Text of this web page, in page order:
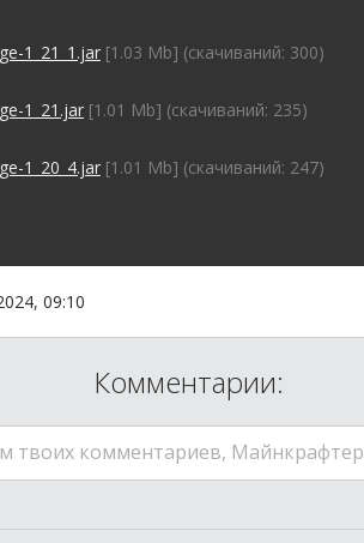
1_21_1.jar [1.03 Mb] (cкачиваний: 300)
1_21.jar [1.01 Mb] (cкачиваний: 235)
1_20_4.jar [1.01 Mb] (cкачиваний: 247)
09:10
Комментарии:
твоих комментариев, Майнкрафтер